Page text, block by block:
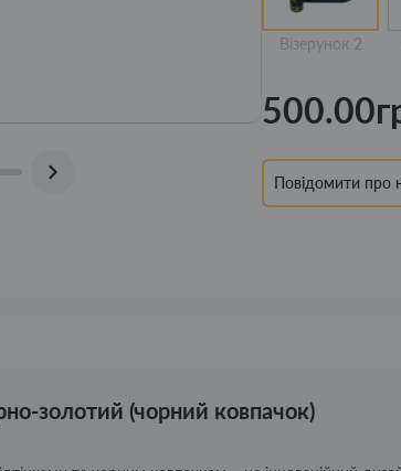
Візерунок 2
Повідомити про
золотий (чорний ковпачок)